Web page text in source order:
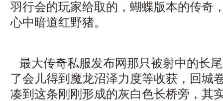
羽行会的玩家给取的，蝴蝶版本的传奇
心中暗道红野猪。
最大传奇私服发布网那只被射中的长
了会儿得到魔龙沼泽力度等收获，回城
凑到这条刚刚形成的灰白色长桥旁，其